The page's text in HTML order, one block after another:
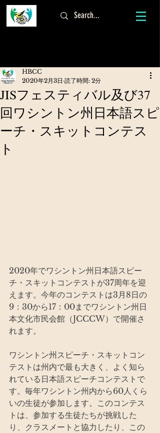
JISフェスティバル及び37
回ワシントン州日本語スピ
ーチ・スキットコンテス
ト
HBCC
2020年2月3日 読了時間: 2分
2020年でワシントン州日本語スピー
チ・スキットコンテストが37周年を迎
えます。今年のコンテストは3月8日の
9：30から17：00までワシントン州日
本文化市民会館（JCCCW）で開催さ
れます。
ワシントン州スピーチ・スキットコン
テストは州内で最も大きく、よく知ら
れている日本語スピーチコンテストで
す。毎年ワシントン州内から60人くら
いの生徒が参加します。このコンテス
トは、参加する生徒たちが挑戦した
り、クラスメートと協力したり、この